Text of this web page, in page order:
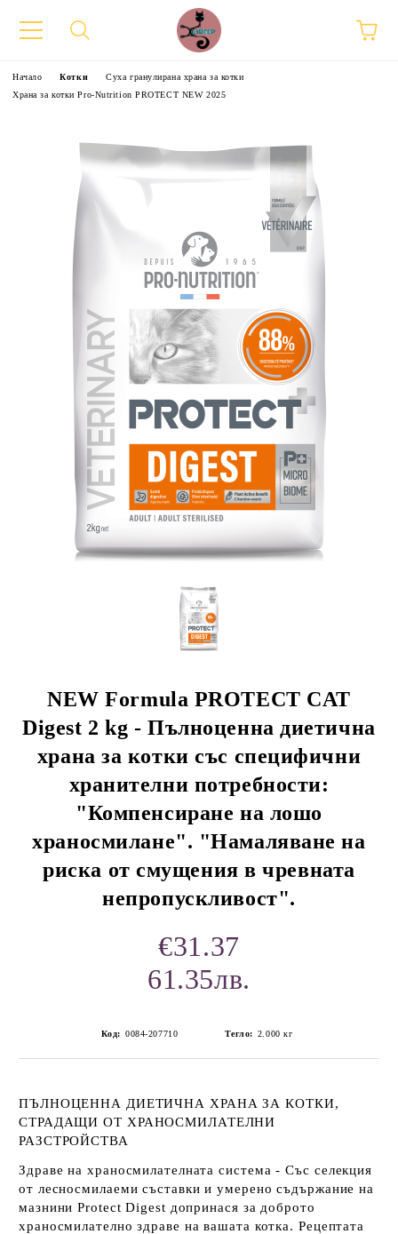
Начало Котки
Суха гранулирана храна за котки
Храна за котки Pro-Nutrition PROTECT NEW 2025
NEW Formula PROTECT CAT
Digest 2 kg - Пълноценна диетична
храна за котки със специфични
хранителни потребности:
"Компенсиране на лошо
храносмилане". "Намаляване на
риска от смущения в чревната
непропускливост".
€31.37
61.35лв.
Код: 0084-207710 Тегло: 2.000 кг
ПЪЛНОЦЕННА ДИЕТИЧНА ХРАНА ЗА КОТКИ,
СТРАДАЩИ ОТ ХРАНОСМИЛАТЕЛНИ
РАЗСТРОЙСТВА
Здраве на храносмилателната система -Със селекция
от лесносмилаеми съставки и умерено съдържание на
мазнини Protect Digest допринася за доброто
храносмилателно здраве на вашата котка. Рецептата